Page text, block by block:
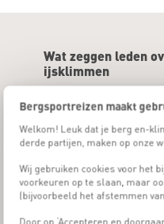
Bergsportreizen maakt
Welkom! Leuk dat je berg en-
derde partijen, maken op onze
Wij gebruiken cookies voor het
voorkeuren op te slaan, maar
(bijvoorbeeld het afstemmen
Door op ‘Accepteren en
Wat zeggen leden
ijsklimmen
groot pluspunt voor deze
Stephanie 9